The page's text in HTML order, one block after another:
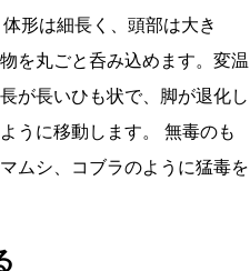
形は細長く、頭部は大き
を丸ごと呑み込めます。変温
が長いひも状で、脚が退化し
うに移動します。 無毒のも
ムシ、コブラのように猛毒を